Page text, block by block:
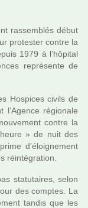
ras­sem­blés début
pro­tes­ter contre la
1979 à l’hôpi­tal
repré­sente de
Hospices civils de
l’Agence régio­nale
contre la
» de nuit des
d’éloignement
réin­té­gra­tion.
sta­tu­tai­res, selon
des comp­tes. La
tandis que les